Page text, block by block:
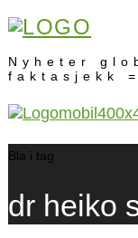
Nyheter
faktasjekk
Bla i tag
dr heiko